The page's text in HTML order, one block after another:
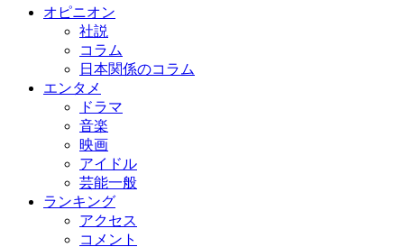
オピニオン
社説
コラム
日本関係のコラム
エンタメ
ドラマ
音楽
映画
アイドル
芸能一般
ランキング
アクセス
コメント